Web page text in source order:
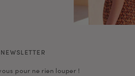
NEWSLETTER
pour ne rien louper !